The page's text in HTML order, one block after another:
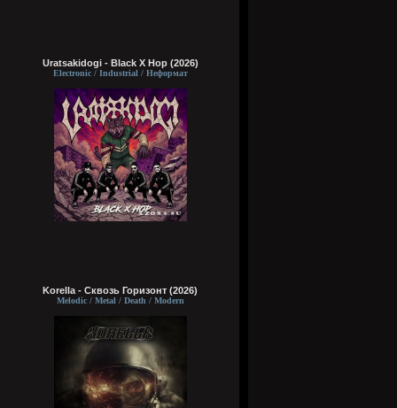
Uratsakidogi - Black X Hop (2026)
Electronic / Industrial / Неформат
Korella - Сквозь Горизонт (2026)
Melodic / Metal / Death / Modern